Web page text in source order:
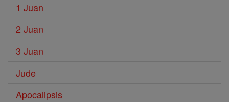
1 Juan
2 Juan
3 Juan
Jude
Apocalipsis